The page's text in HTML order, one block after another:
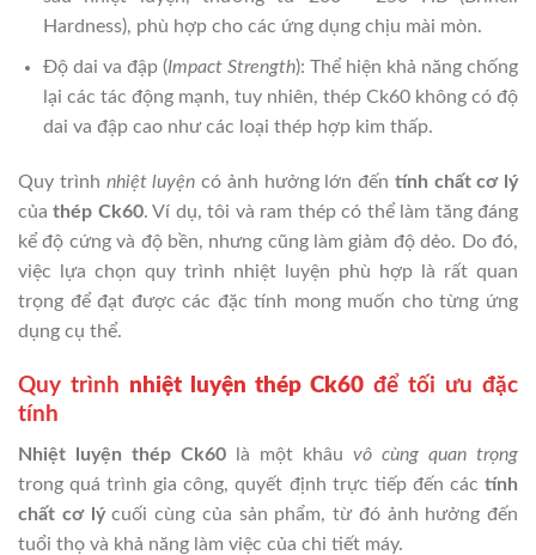
Hardness), phù hợp cho các ứng dụng chịu mài mòn.
Độ dai va đập (Impact Strength): Thể hiện khả năng chống
lại các tác động mạnh, tuy nhiên, thép Ck60 không có độ
dai va đập cao như các loại thép hợp kim thấp.
Quy trình nhiệt luyện có ảnh hưởng lớn đến tính chất cơ lý
củathép Ck60. Ví dụ, tôi và ram thép có thể làm tăng đáng
kể độ cứng và độ bền, nhưng cũng làm giảm độ dẻo. Do đó,
việc lựa chọn quy trình nhiệt luyện phù hợp là rất quan
trọng để đạt được các đặc tính mong muốn cho từng ứng
dụng cụ thể.
Quy trình nhiệt luyện thép Ck60 để tối ưu đặc
tính
Nhiệt luyện thép Ck60 là một khâu vô cùng quan trọng
trong quá trình gia công, quyết định trực tiếp đến các tính
chất cơ lýcuối cùng của sản phẩm, từ đó ảnh hưởng đến
tuổi thọ và khả năng làm việc của chi tiết máy.